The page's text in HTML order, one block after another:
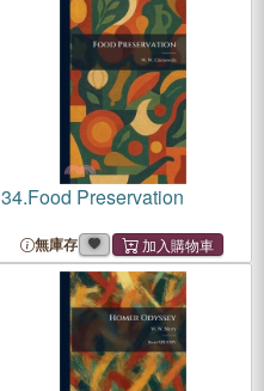
34.Food Preservation
無庫存